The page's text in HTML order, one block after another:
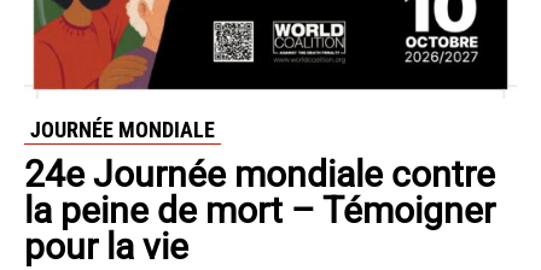
JOURNÉE MONDIALE
24e Journée mondiale contre
la peine de mort – Témoigner
pour la vie